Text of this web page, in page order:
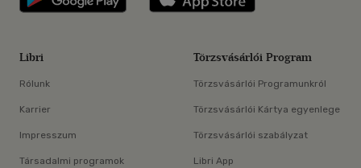
Libri
Rólunk
Karrier
Impresszum
Társadalmi programok
Törzsvásárlói Program
Törzsvásárlói Programunkról
Törzsvásárlói Kártya egyenlege
Törzsvásárlói szabályzat
Libri App